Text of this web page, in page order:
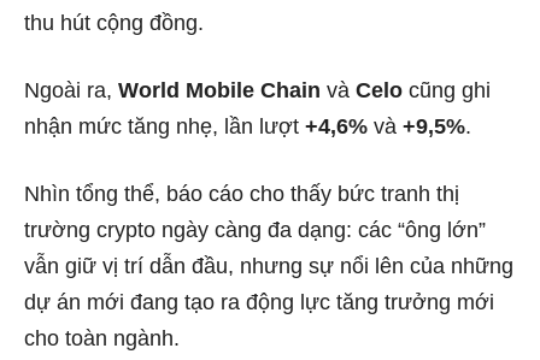
thu hút cộng đồng.
Ngoài ra, World Mobile Chain và Celo cũng ghi
nhận mức tăng nhẹ, lần lượt +4,6% và +9,5%.
Nhìn tổng thể, báo cáo cho thấy bức tranh thị
trường crypto ngày càng đa dạng: các “ông lớn”
vẫn giữ vị trí dẫn đầu, nhưng sự nổi lên của những
dự án mới đang tạo ra động lực tăng trưởng mới
cho toàn ngành.